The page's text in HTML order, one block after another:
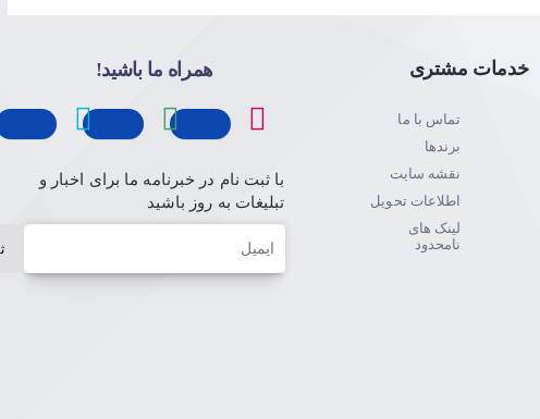
خدمات مشتری
تماس با ما
برندها
نقشه سایت
اطلاعات تحویل
لینک های
نامحدود
همراه ما باشید!
با ثبت نام در خبرنامه ما برای اخبار و
تبلیغات به روز باشید
ایمیل